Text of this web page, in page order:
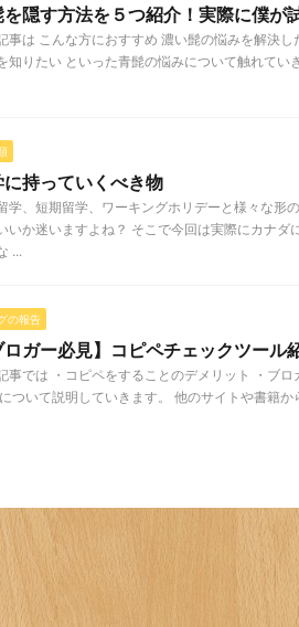
を隠す方法を５つ紹介！実際に僕が
事は こんな方におすすめ 濃い髭の悩みを解決
知りたい といった青髭の悩みについて触れて
に持っていくべき物
学、短期留学、ワーキングホリデーと様々な形
いか迷いますよね？ そこで今回は実際にカナ
...
の報告
ロガー必見】コピペチェックツール
事では ・コピペをすることのデメリット ・ブ
ついて説明していきます。 他のサイトや書籍